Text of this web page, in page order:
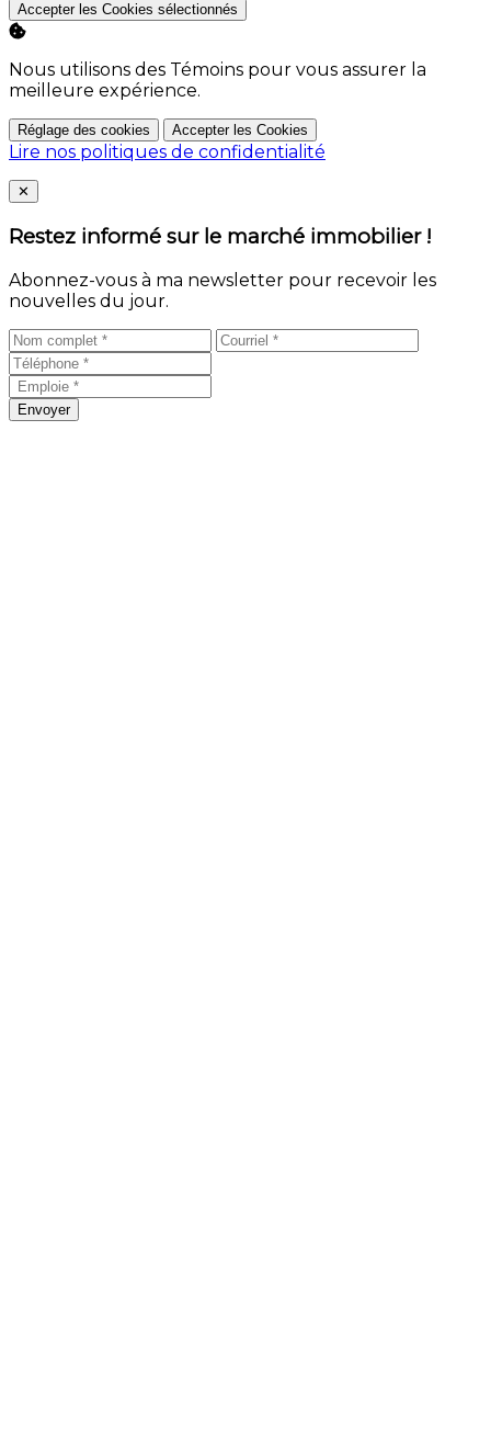
Accepter les Cookies sélectionnés
Nous utilisons des Témoins pour vous assurer la
meilleure expérience.
Réglage des cookies Accepter les Cookies
Lire nos politiques de confidentialité
Close
✕
Restez informé sur le marché immobilier !
Abonnez-vous à ma newsletter pour recevoir les
nouvelles du jour.
Envoyer